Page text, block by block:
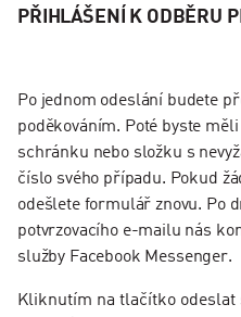
PŘIHLÁŠENÍ K ODBĚRU
Po jednom odeslání budete
poděkováním. Poté byste
schránku nebo složku s
číslo svého případu. Pokud
odešlete formulář znovu. Po
potvrzovacího e-mailu nás
služby Facebook Messenger.
Kliknutím na tlačítko odeslat